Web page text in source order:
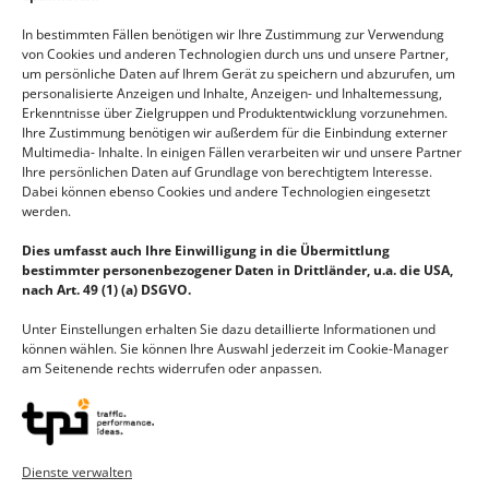
In bestimmten Fällen benötigen wir Ihre Zustimmung zur Verwendung
von Cookies und anderen Technologien durch uns und unsere Partner,
um persönliche Daten auf Ihrem Gerät zu speichern und abzurufen, um
personalisierte Anzeigen und Inhalte, Anzeigen- und Inhaltemessung,
Erkenntnisse über Zielgruppen und Produktentwicklung vorzunehmen.
Ihre Zustimmung benötigen wir außerdem für die Einbindung externer
Multimedia- Inhalte. In einigen Fällen verarbeiten wir und unsere Partner
Ihre persönlichen Daten auf Grundlage von berechtigtem Interesse.
Dabei können ebenso Cookies und andere Technologien eingesetzt
werden.
Dies umfasst auch Ihre Einwilligung in die Übermittlung
bestimmter personenbezogener Daten in Drittländer, u.a. die USA,
nach Art. 49 (1) (a) DSGVO.
Unter Einstellungen erhalten Sie dazu detaillierte Informationen und
können wählen. Sie können Ihre Auswahl jederzeit im Cookie-Manager
am Seitenende rechts widerrufen oder anpassen.
Dienste verwalten
zurück zur Übersicht
Jetzt Angebot für dieses Modell anfordern:
Name
Telefonnummer